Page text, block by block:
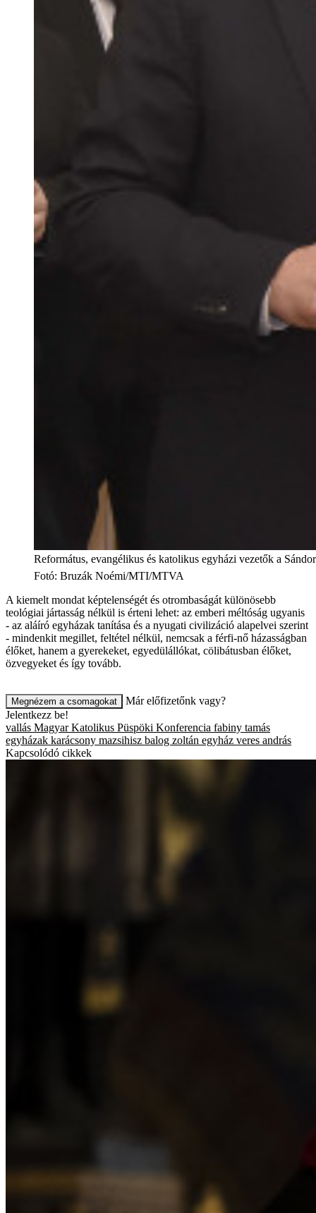
Református, evangélikus és katolikus egyházi vezetők a
Fotó: Bruzák Noémi/MTI/MTVA
A kiemelt mondat képtelenségét és otrombaságát különösebb
teológiai jártasság nélkül is érteni lehet: az emberi méltóság ugyanis
- az aláíró egyházak tanítása és a nyugati civilizáció alapelvei szerint
- mindenkit megillet, feltétel nélkül, nemcsak a férfi-nő házasságban
élőket, hanem a gyerekeket, egyedülállókat, cölibátusban élőket,
özvegyeket és így tovább.
Megnézem a csomagokat
Már előfizetőnk vagy?
Jelentkezz be!
vallás Magyar Katolikus Püspöki Konferencia fabiny tamás
egyházak karácsony mazsihisz balog zoltán egyház veres andrás
Kapcsolódó cikkek